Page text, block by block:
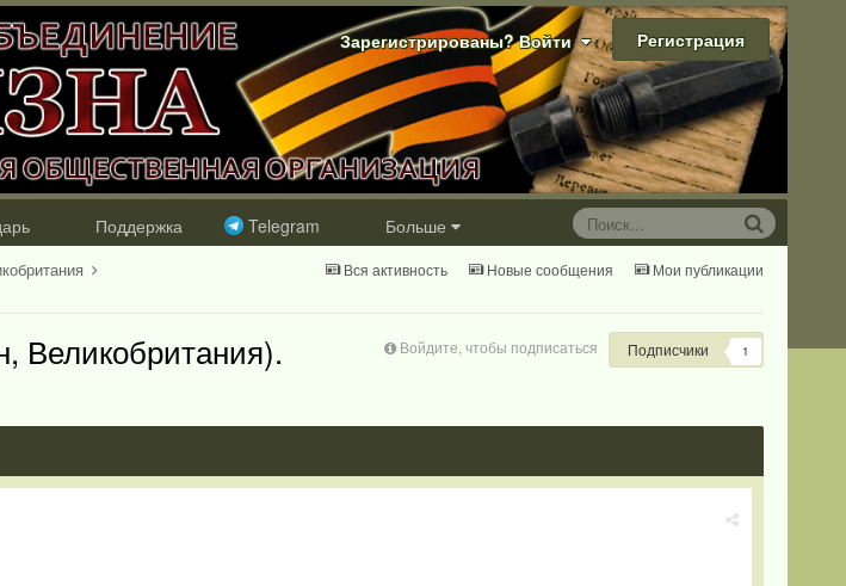
Зарегистрированы? Войти Регистрация
Поддержка Telegram Больше
Вся активность Новые сообщения Мои публикации
Войдите, чтобы подписаться Подписчики 1
Великобритания).